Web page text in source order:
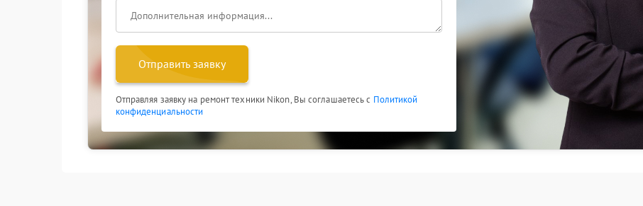
Отправить заявку
Отправляя заявку на ремонт техники Nikon, Вы соглашаетесь с Политикой
конфиденциальности